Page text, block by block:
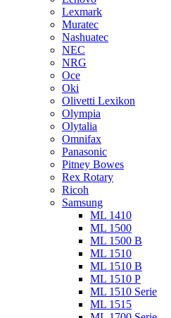
Lexmark
Muratec
Nashuatec
NEC
NRG
Oce
Oki
Olivetti Lexikon
Olympia
Olytalia
Omnifax
Panasonic
Pitney Bowes
Rex Rotary
Ricoh
Samsung
ML 1410
ML 1500
ML 1500 B
ML 1510
ML 1510 B
ML 1510 P
ML 1510 Serie
ML 1515